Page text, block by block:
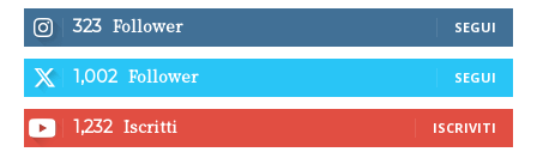
323 Follower SEGUI
1,002 Follower SEGUI
1,232 Iscritti ISCRIVITI